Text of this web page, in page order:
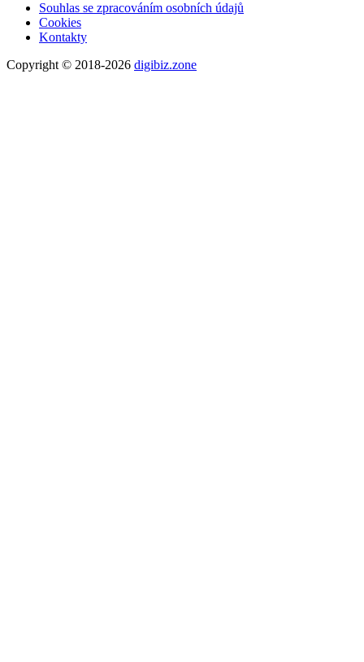
Souhlas se zpracováním osobních údajů
Cookies
Kontakty
Copyright © 2018-2026 digibiz.zone